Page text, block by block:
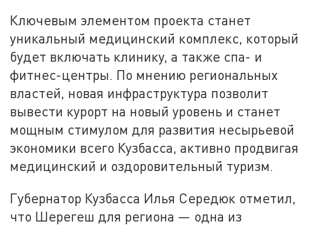
Ключевым элементом проекта станет
уникальный медицинский комплекс, который
будет включать клинику, а также спа- и
фитнес-центры. По мнению региональных
властей, новая инфраструктура позволит
вывести курорт на новый уровень и станет
мощным стимулом для развития несырьевой
экономики всего Кузбасса, активно продвигая
медицинский и оздоровительный туризм.
Губернатор Кузбасса Илья Середюк отметил,
что Шерегеш для региона — одна из